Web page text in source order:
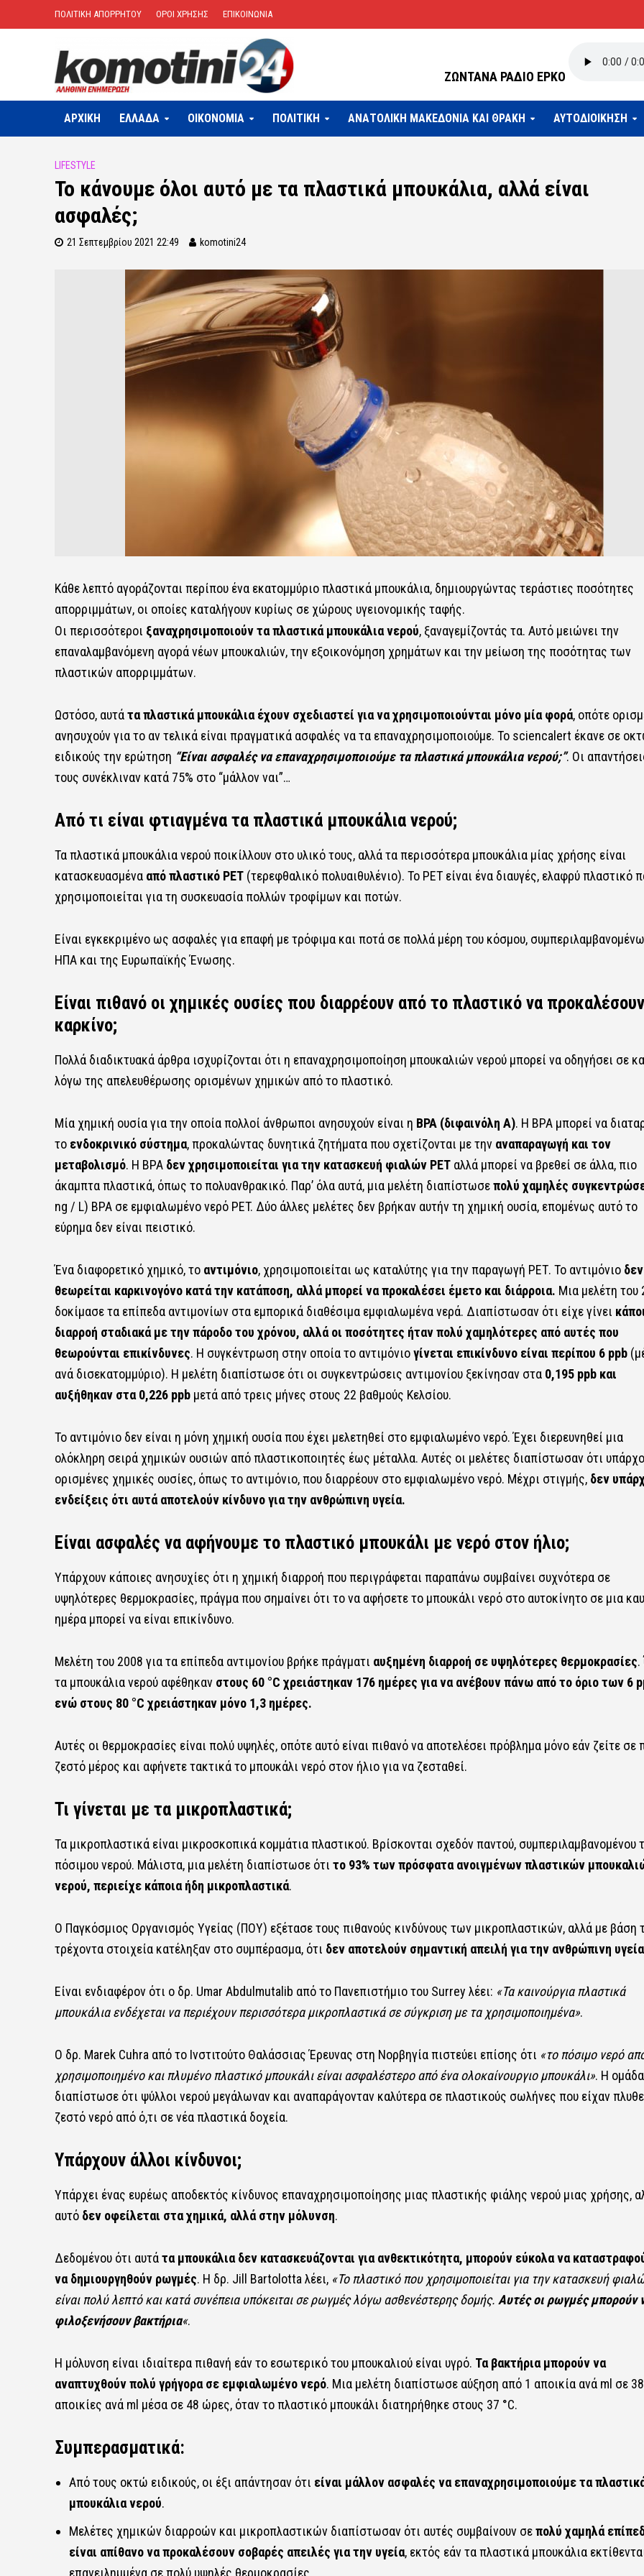
ΠΟΛΙΤΙΚΗ ΑΠΟΡΡΗΤΟΥ ΟΡΟΙ ΧΡΗΣΗΣ ΕΠΙΚΟΙΝΩΝΙΑ
ΖΩΝΤΑΝΑ ΡΑΔΙΟ ΕΡΚΟ
ΑΡΧΙΚΗ ΕΛΛΑΔΑ OIKONOMIA ΠΟΛΙΤΙΚΗ ΑΝΑΤΟΛΙΚΗ ΜΑΚΕΔΟΝΙΑ ΚΑΙ ΘΡΑΚΗ ΑΥΤΟΔΙΟΙΚΗΣΗ
LIFESTYLE
Το κάνουμε όλοι αυτό με τα πλαστικά μπουκάλια, αλλά είναι
ασφαλές;
21 Σεπτεμβρίου 2021 22:49 komotini24
Κάθε λεπτό αγοράζονται περίπου ένα εκατομμύριο πλαστικά μπουκάλια, δημιουργώντας τεράστιες ποσότητες
απορριμμάτων, οι οποίες καταλήγουν κυρίως σε χώρους υγειονομικής ταφής.
Οι περισσότεροι ξαναχρησιμοποιούν τα πλαστικά μπουκάλια νερού, ξαναγεμίζοντάς τα. Αυτό μειώνει την
επαναλαμβανόμενη αγορά νέων μπουκαλιών, την εξοικονόμηση χρημάτων και την μείωση της ποσότητας των
πλαστικών απορριμμάτων.
Ωστόσο, αυτάτα πλαστικά μπουκάλια έχουν σχεδιαστεί για να χρησιμοποιούνται μόνο μία φορά, οπότε
ανησυχούν για το αν τελικά είναι πραγματικά ασφαλές να τα επαναχρησιμοποιούμε. Το sciencalert έκανε σε
ειδικούς την ερώτηση “Είναι ασφαλές να επαναχρησιμοποιούμε τα πλαστικά μπουκάλια νερού;”. Οι
τους συνέκλιναν κατά 75% στο “μάλλον ναι”…
Από τι είναι φτιαγμένα τα πλαστικά μπουκάλια νερού;
Τα πλαστικά μπουκάλια νερού ποικίλλουν στο υλικό τους, αλλά τα περισσότερα μπουκάλια μίας χρήσης είναι
κατασκευασμένα από πλαστικό PET(τερεφθαλικό πολυαιθυλένιο). Το PET είναι ένα διαυγές, ελαφρύ πλαστικό
χρησιμοποιείται για τη συσκευασία πολλών τροφίμων και ποτών.
Είναι εγκεκριμένο ως ασφαλές για επαφή με τρόφιμα και ποτά σε πολλά μέρη του κόσμου,
ΗΠΑ και της Ευρωπαϊκής Ένωσης.
Είναι πιθανό οι χημικές ουσίες που διαρρέουν από το πλαστικό να προκαλέσουν
καρκίνο;
Πολλά διαδικτυακά άρθρα ισχυρίζονται ότι η επαναχρησιμοποίηση μπουκαλιών νερού μπορεί να οδηγήσει σε
λόγω της απελευθέρωσης ορισμένων χημικών από το πλαστικό.
Μία χημική ουσία για την οποία πολλοί άνθρωποι ανησυχούν είναι η BPA (διφαινόλη A). Η BPA μπορεί να
το ενδοκρινικό σύστημα, προκαλώντας δυνητικά ζητήματα που σχετίζονται με την αναπαραγωγή και τον
μεταβολισμό. Η BPA δεν χρησιμοποιείται για την κατασκευή φιαλών PETαλλά μπορεί να βρεθεί σε άλλα, πιο
άκαμπτα πλαστικά, όπως το πολυανθρακικό. Παρ’ όλα αυτά, μια μελέτη διαπίστωσεπολύ χαμηλές
ng / L) BPA σε εμφιαλωμένο νερό PET. Δύο άλλες μελέτες δεν βρήκαν αυτήν τη χημική ουσία, επομένως αυτό το
εύρημα δεν είναι πειστικό.
Ένα διαφορετικό χημικό, το αντιμόνιο, χρησιμοποιείται ως καταλύτης για την παραγωγή ΡΕΤ. Το αντιμόνιο δεν
θεωρείται καρκινογόνο κατά την κατάποση, αλλά μπορεί να προκαλέσει έμετο και διάρροια. Μια μελέτη του
δοκίμασε τα επίπεδα αντιμονίων στα εμπορικά διαθέσιμα εμφιαλωμένα νερά. Διαπίστωσαν ότι είχε γίνει
διαρροή σταδιακά με την πάροδο του χρόνου, αλλά οι ποσότητες ήταν πολύ χαμηλότερες από αυτές που
θεωρούνται επικίνδυνες. Η συγκέντρωση στην οποία το αντιμόνιογίνεται επικίνδυνο είναι περίπου 6 ppb
ανά δισεκατομμύριο). Η μελέτη διαπίστωσε ότι οι συγκεντρώσεις αντιμονίου ξεκίνησαν στα 0,195 ppb και
αυξήθηκαν στα 0,226 ppbμετά από τρεις μήνες στους 22 βαθμούς Κελσίου.
Το αντιμόνιο δεν είναι η μόνη χημική ουσία που έχει μελετηθεί στο εμφιαλωμένο νερό. Έχει διερευνηθεί μια
ολόκληρη σειρά χημικών ουσιών από πλαστικοποιητές έως μέταλλα. Αυτές οι μελέτες διαπίστωσαν ότι
ορισμένες χημικές ουσίες, όπως το αντιμόνιο, που διαρρέουν στο εμφιαλωμένο νερό. Μέχρι στιγμής, δεν
ενδείξεις ότι αυτά αποτελούν κίνδυνο για την ανθρώπινη υγεία.
Είναι ασφαλές να αφήνουμε το πλαστικό μπουκάλι με νερό στον ήλιο;
Υπάρχουν κάποιες ανησυχίες ότι η χημική διαρροή που περιγράφεται παραπάνω συμβαίνει συχνότερα σε
υψηλότερες θερμοκρασίες, πράγμα που σημαίνει ότι το να αφήσετε το μπουκάλι νερό στο αυτοκίνητο σε μια
ημέρα μπορεί να είναι επικίνδυνο.
Μελέτη του 2008 για τα επίπεδα αντιμονίου βρήκε πράγματι αυξημένη διαρροή σε υψηλότερες θερμοκρασίες.
τα μπουκάλια νερού αφέθηκαν στους 60 °C χρειάστηκαν 176 ημέρες για να ανέβουν πάνω από το όριο των 6
ενώ στους 80 °C χρειάστηκαν μόνο 1,3 ημέρες.
Αυτές οι θερμοκρασίες είναι πολύ υψηλές, οπότε αυτό είναι πιθανό να αποτελέσει πρόβλημα μόνο εάν ζείτε σε
ζεστό μέρος και αφήνετε τακτικά το μπουκάλι νερό στον ήλιο για να ζεσταθεί.
Τι γίνεται με τα μικροπλαστικά;
Τα μικροπλαστικά είναι μικροσκοπικά κομμάτια πλαστικού. Βρίσκονται σχεδόν παντού, συμπεριλαμβανομένου
πόσιμου νερού. Μάλιστα, μια μελέτη διαπίστωσε ότι το 93% των πρόσφατα ανοιγμένων πλαστικών
νερού, περιείχε κάποια ήδη μικροπλαστικά.
Ο Παγκόσμιος Οργανισμός Υγείας (ΠΟΥ) εξέτασε τους πιθανούς κινδύνους των μικροπλαστικών, αλλά με βάση
τρέχοντα στοιχεία κατέληξαν στο συμπέρασμα, ότι δεν αποτελούν σημαντική απειλή για την ανθρώπινη υγεία
Είναι ενδιαφέρον ότι ο δρ. Umar Abdulmutalib από το Πανεπιστήμιο του Surrey λέει: «Τα καινούργια πλαστικά
μπουκάλια ενδέχεται να περιέχουν περισσότερα μικροπλαστικά σε σύγκριση με τα χρησιμοποιημένα».
Ο δρ. Marek Cuhra από το Ινστιτούτο Θαλάσσιας Έρευνας στη Νορβηγία πιστεύει επίσης ότι «το πόσιμο νερό
χρησιμοποιημένο και πλυμένο πλαστικό μπουκάλι είναι ασφαλέστερο από ένα ολοκαίνουργιο μπουκάλι». Η
διαπίστωσε ότι ψύλλοι νερού μεγάλωναν και αναπαράγονταν καλύτερα σε πλαστικούς σωλήνες που είχαν
ζεστό νερό από ό,τι σε νέα πλαστικά δοχεία.
Υπάρχουν άλλοι κίνδυνοι;
Υπάρχει ένας ευρέως αποδεκτός κίνδυνος επαναχρησιμοποίησης μιας πλαστικής φιάλης νερού μιας χρήσης,
αυτό δεν οφείλεται στα χημικά, αλλά στην μόλυνση.
Δεδομένου ότι αυτάτα μπουκάλια δεν κατασκευάζονται για ανθεκτικότητα, μπορούν εύκολα να
να δημιουργηθούν ρωγμές. Η δρ. Jill Bartolotta λέει, «Το πλαστικό που χρησιμοποιείται για την κατασκευή
είναι πολύ λεπτό και κατά συνέπεια υπόκειται σε ρωγμές λόγω ασθενέστερης δομής. Αυτές οι ρωγμές μπορούν
φιλοξενήσουν βακτήρια«.
Η μόλυνση είναι ιδιαίτερα πιθανή εάν το εσωτερικό του μπουκαλιού είναι υγρό. Τα βακτήρια μπορούν να
αναπτυχθούν πολύ γρήγορα σε εμφιαλωμένο νερό. Μια μελέτη διαπίστωσε αύξηση από 1 αποικία ανά ml σε
αποικίες ανά ml μέσα σε 48 ώρες, όταν το πλαστικό μπουκάλι διατηρήθηκε στους 37 °C.
Συμπερασματικά:
Από τους οκτώ ειδικούς, οι έξι απάντησαν ότι είναι μάλλον ασφαλές να επαναχρησιμοποιούμε τα
μπουκάλια νερού.
Μελέτες χημικών διαρροών και μικροπλαστικών διαπίστωσαν ότι αυτές συμβαίνουν σεπολύ χαμηλά
είναι απίθανο να προκαλέσουν σοβαρές απειλές για την υγεία, εκτός εάν τα πλαστικά μπουκάλια
επανειλημμένα σε πολύ υψηλές θερμοκρασίες.